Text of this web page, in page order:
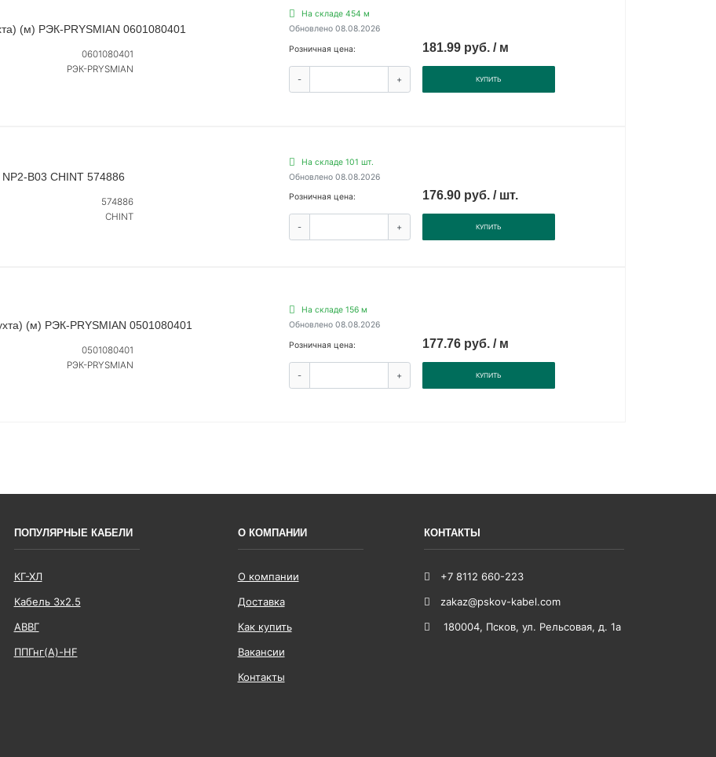
(м) РЭК-PRYSMIAN 0601080401
0601080401
РЭК-PRYSMIAN
На складе 454 м
Обновлено 08.08.2026
Розничная цена:
181.99 руб. / м
- + КУПИТЬ
B03 CHINT 574886
574886
CHINT
На складе 101 шт.
Обновлено 08.08.2026
Розничная цена:
176.90 руб. / шт.
- + КУПИТЬ
(м) РЭК-PRYSMIAN 0501080401
0501080401
РЭК-PRYSMIAN
На складе 156 м
Обновлено 08.08.2026
Розничная цена:
177.76 руб. / м
- + КУПИТЬ
ПОПУЛЯРНЫЕ КАБЕЛИ
КГ-ХЛ
Кабель 3x2.5
АВВГ
ППГнг(А)-HF
О КОМПАНИИ
О компании
Доставка
Как купить
Вакансии
Контакты
КОНТАКТЫ
+7 8112 660-223
zakaz@pskov-kabel.com
180004, Псков, ул. Рельсовая, д. 1а